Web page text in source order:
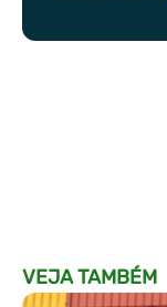
VEJA TAMBÉM